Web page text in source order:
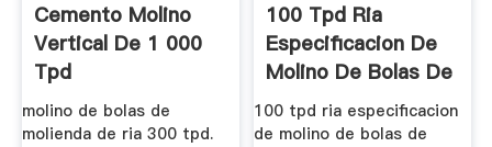
Cemento Molino
Vertical De 1 000
Tpd
molino de bolas de
molienda de ria 300 tpd.
100 Tpd Ria
Especificacion De
Molino De Bolas De
Molienda
100 tpd ria especificacion
de molino de bolas de